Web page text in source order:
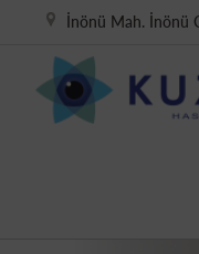
İnönü Mah. İnönü